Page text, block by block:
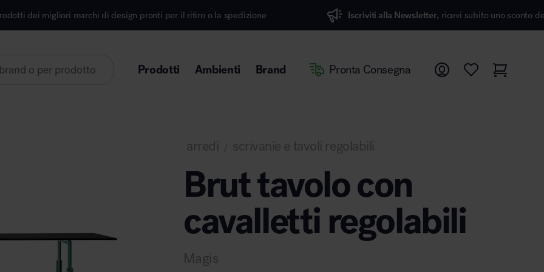
di design pronti per il ritiro o la spedizione Iscriviti alla Newsletter, ricevi subito uno sconto del 7%
Prodotti Ambienti Brand Pronta Consegna
arredi scrivanie e tavoli regolabili
Brut tavolo con
cavalletti regolabili
Magis